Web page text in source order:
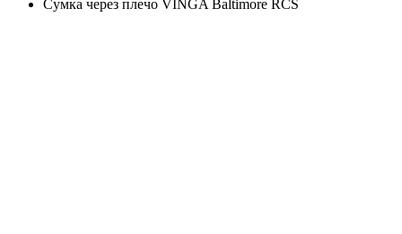
Сумка через плечо VINGA Baltimore RCS